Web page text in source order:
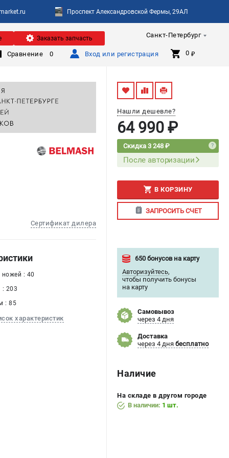
Проспект Александровской Фермы, 29АЛ
Санкт-Петербург
Заказать запчасть
Сравнение 0 Вход или регистрация 0 ₽
Сертификат дилера
Нашли дешевле?
64 990 ₽
Скидка 3 248 ₽
После авторизации
В КОРЗИНУ
ЗАПРОСИТЬ СЧЕТ
650 бонусов на карту
Авторизуйтесь,
чтобы получить бонусы
на карту
Самовывоз
через 4 дня
Доставка
через 4 дня бесплатно
Наличие
На складе в другом городе
В наличии: 1 шт.
ножей : 40
203
: 85
характеристик